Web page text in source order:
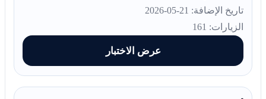
تاريخ الإضافة: 21-05-2026
الزيارات: 161
عرض الاختبار